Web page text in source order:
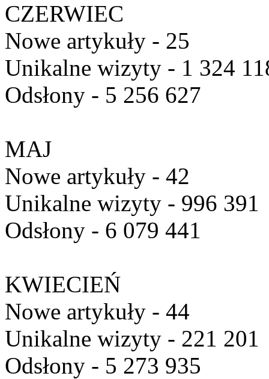
CZERWIEC
Nowe artykuły - 25
Unikalne wizyty - 1 324
Odsłony - 5 256 627
MAJ
Nowe artykuły - 42
Unikalne wizyty - 996 391
Odsłony - 6 079 441
KWIECIEŃ
Nowe artykuły - 44
Unikalne wizyty - 221 201
Odsłony - 5 273 935